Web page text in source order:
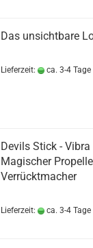
Das unsichtbare
Lieferzeit: ca. 3-4 Tage
Devils Stick -
Magischer
Verrücktmacher
Lieferzeit: ca. 3-4 Tage